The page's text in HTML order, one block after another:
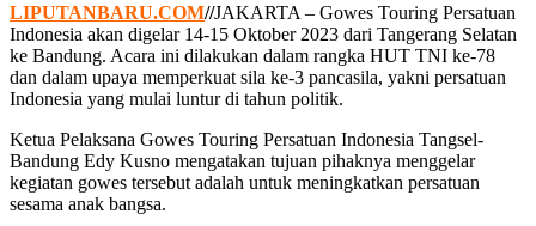
LIPUTANBARU.COM//JAKARTA – Gowes Touring Persatuan
Indonesia akan digelar 14-15 Oktober 2023 dari Tangerang Selatan
ke Bandung. Acara ini dilakukan dalam rangka HUT TNI ke-78
dan dalam upaya memperkuat sila ke-3 pancasila, yakni persatuan
Indonesia yang mulai luntur di tahun politik.
Ketua Pelaksana Gowes Touring Persatuan Indonesia Tangsel-
Bandung Edy Kusno mengatakan tujuan pihaknya menggelar
kegiatan gowes tersebut adalah untuk meningkatkan persatuan
sesama anak bangsa.